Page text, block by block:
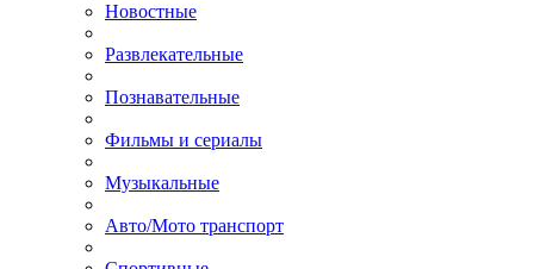
Новостные
Развлекательные
Познавательные
Фильмы и сериалы
Музыкальные
Авто/Мото транспорт